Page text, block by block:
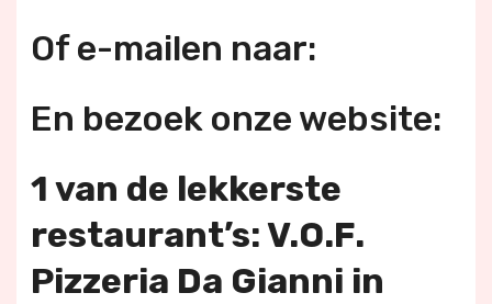
Of e-mailen naar:
En bezoek onze website:
1 van de lekkerste
restaurant’s: V.O.F.
Pizzeria Da Gianni in